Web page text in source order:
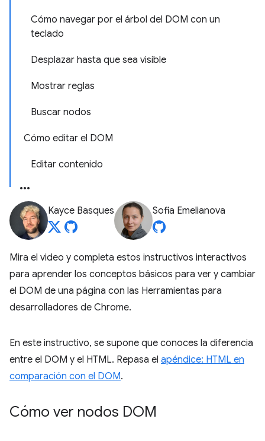
Cómo navegar por el árbol del DOM con un
teclado
Desplazar hasta que sea visible
Mostrar reglas
Buscar nodos
Cómo editar el DOM
Editar contenido
Kayce Basques Sofia Emelianova
Mira el video y completa estos instructivos interactivos
para aprender los conceptos básicos para ver y cambiar
el DOM de una página con las Herramientas para
desarrolladores de Chrome.
En este instructivo, se supone que conoces la diferencia
entre el DOM y el HTML. Repasa el apéndice: HTML en
comparación con el DOM.
Cómo ver nodos DOM